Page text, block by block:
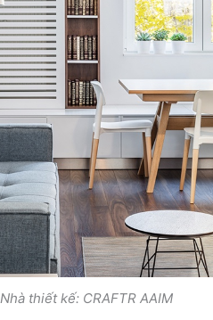
Nhà thiết kế: CRAFTR AAIM